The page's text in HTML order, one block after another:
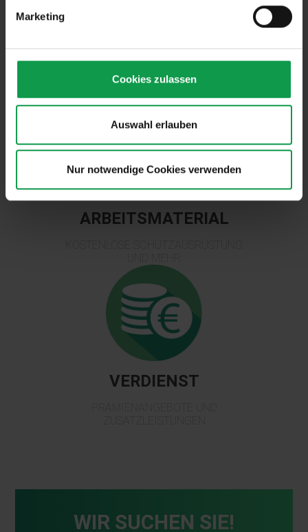
Marketing
Cookies zulassen
Auswahl erlauben
Nur notwendige Cookies verwenden
ARBEITSPLATZ
ATTRAKTIV UND IN
WOHNORTNÄHE
ARBEITSMATERIAL
VERDIENST
WIR SUCHEN SIE!